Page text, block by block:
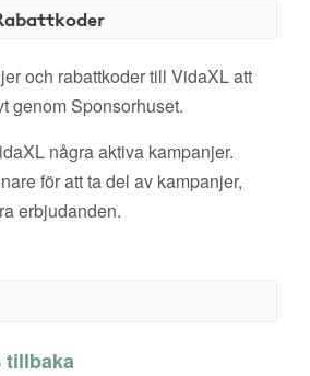
och rabattkoder till VidaXL att
genom Sponsorhuset.
några aktiva kampanjer.
för att ta del av kampanjer,
erbjudanden.
tillbaka